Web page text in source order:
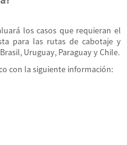
los casos que requieran el
para las rutas de cabotaje y
Uruguay, Paraguay y Chile.
con la siguiente información: